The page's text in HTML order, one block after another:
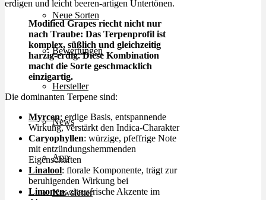
Neue Sorten
Bewertungen
Hersteller
News
App
Newsletter
erdigen und leicht beeren-artigen Untertönen.
Modified Grapes riecht nicht nur
nach Traube: Das Terpenprofil ist
komplex, süßlich und gleichzeitig
harzig-erdig. Diese Kombination
macht die Sorte geschmacklich
einzigartig.
Die dominanten Terpene sind:
Myrcen: erdige Basis, entspannende
Wirkung, verstärkt den Indica-Charakter
Caryophyllen: würzige, pfeffrige Note
mit entzündungshemmenden
Eigenschaften
Linalool: florale Komponente, trägt zur
beruhigenden Wirkung bei
Limonen: zitrusfrische Akzente im